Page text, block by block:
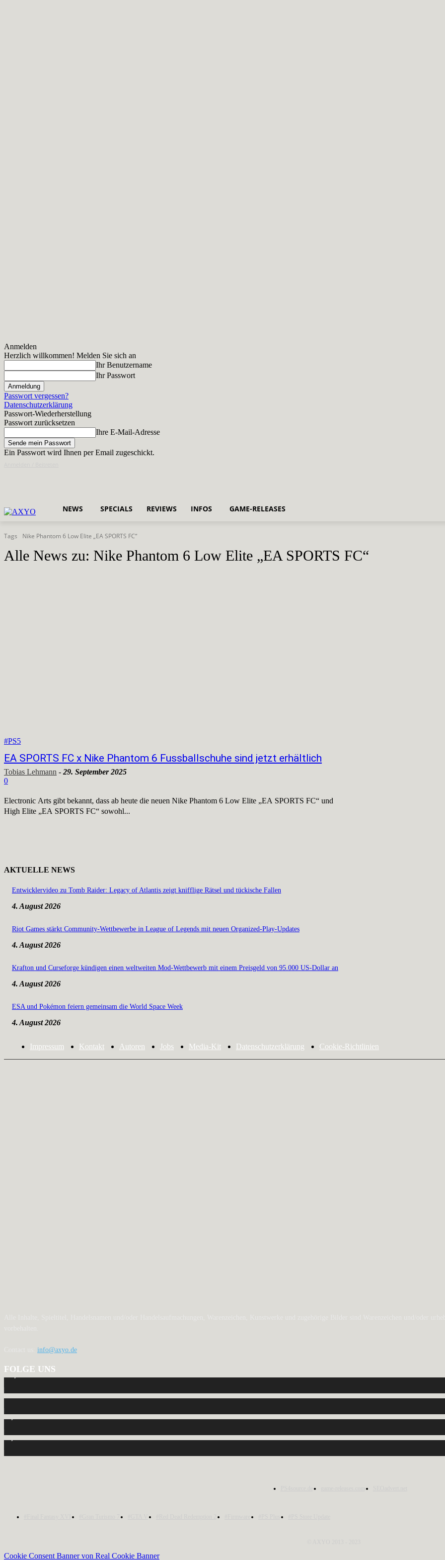
Anmelden
Herzlich willkommen! Melden Sie sich an
Ihr Benutzername
Ihr Passwort
Passwort vergessen?
Datenschutzerklärung
Passwort-Wiederherstellung
Passwort zurücksetzen
Ihre E-Mail-Adresse
Ein Passwort wird Ihnen per Email zugeschickt.
NEWS SPECIALS REVIEWS INFOS GAME-RELEASES
Tags Nike Phantom 6 Low Elite „EA SPORTS FC“
Alle News zu: Nike Phantom 6 Low Elite „EA SPORTS FC“
#PS5
EA SPORTS FC x Nike Phantom 6 Fussballschuhe sind jetzt erhältlich
Tobias Lehmann - 29. September 2025
0
Electronic Arts gibt bekannt, dass ab heute die neuen Nike Phantom 6 Low Elite „EA SPORTS FC“ und
High Elite „EA SPORTS FC“ sowohl...
AKTUELLE NEWS
Entwicklervideo zu Tomb Raider: Legacy of Atlantis zeigt knifflige Rätsel und tückische Fallen
4. August 2026
Riot Games stärkt Community-Wettbewerbe in League of Legends mit neuen Organized-Play-Updates
4. August 2026
Krafton und Curseforge kündigen einen weltweiten Mod-Wettbewerb mit einem Preisgeld von 95.000 US-Dollar an
4. August 2026
ESA und Pokémon feiern gemeinsam die World Space Week
4. August 2026
Impressum Kontakt Autoren Jobs Media-Kit Datenschutzerklärung Cookie-Richtlinien
info@axyo.de
FOLGE UNS
440 Follower
2,040 Follower
1,150 Abonnenten
Cookie Consent Banner von Real Cookie Banner